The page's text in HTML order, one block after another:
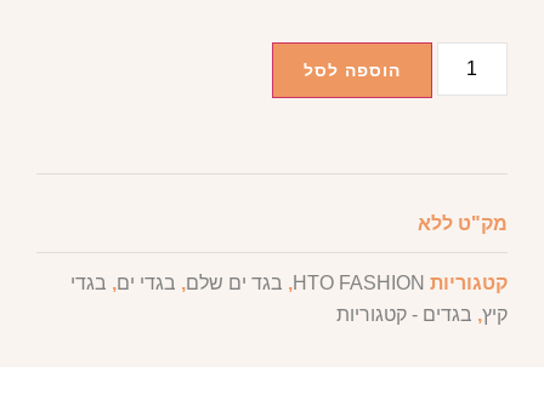
הוספה לסל
מק"ט ללא
קטגוריות HTO FASHION
, בגד ים שלם, בגדי ים, בגדי
קיץ, בגדים - קטגוריות